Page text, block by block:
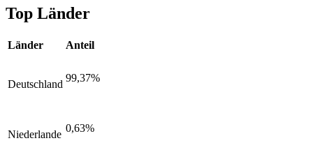
Top Länder
Länder Anteil
Deutschland
99,37%
Niederlande
0,63%